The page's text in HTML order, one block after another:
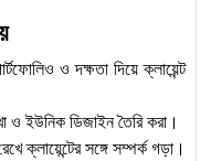
ও দক্ষতা দিয়ে ক্লায়েন্ট
ও ইউনিক ডিজাইন তৈরি করা।
ক্লায়েন্টের সঙ্গে সম্পর্ক গড়া।